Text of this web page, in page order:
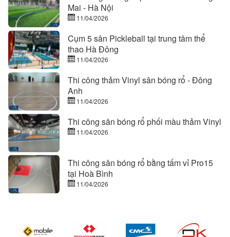
Mai - Hà Nội
11/04/2026
Cụm 5 sân Pickleball tại trung tâm thể
thao Hà Đông
11/04/2026
Thi công thảm Vinyl sân bóng rổ - Đông
Anh
11/04/2026
Thi công sân bóng rổ phối màu thảm Vinyl
11/04/2026
Thi công sân bóng rổ bằng tấm vỉ Pro15
tại Hoà Bình
11/04/2026